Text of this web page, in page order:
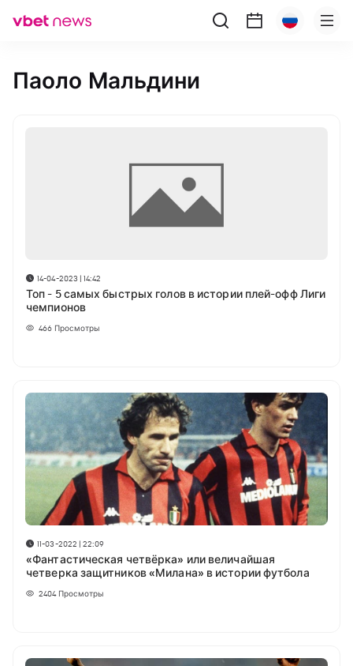
Паоло Мальдини
14-04-2023 | 14:42
Топ - 5 самых быстрых голов в истории плей-офф Лиги
чемпионов
466 Просмотры
11-03-2022 | 22:09
«Фантастическая четвёрка» или величайшая
четверка защитников «Милана» в истории футбола
2404 Просмотры